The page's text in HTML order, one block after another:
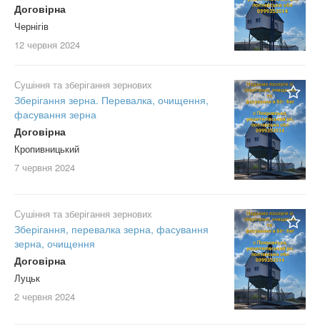
Договірна
Чернігів
12 червня 2024
Сушіння та зберігання зернових
Зберігання зерна. Перевалка, очищення,
фасування зерна
Договірна
Кропивницький
7 червня 2024
Сушіння та зберігання зернових
Зберігання, перевалка зерна, фасування
зерна, очищення
Договірна
Луцьк
2 червня 2024